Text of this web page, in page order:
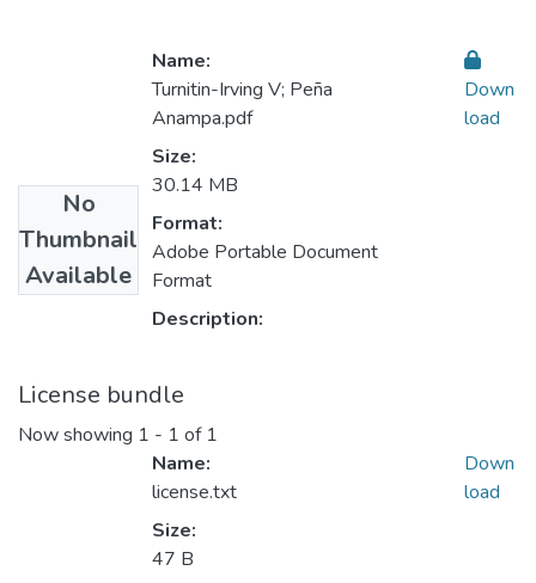
No
Thumbnail
Available
Name:
Turnitin-Irving V; Peña
Anampa.pdf
Size:
30.14 MB
Format:
Adobe Portable Document
Format
Description:
Down
load
License bundle
Now showing 1 - 1 of 1
Name:
license.txt
Size:
47 B
Down
load